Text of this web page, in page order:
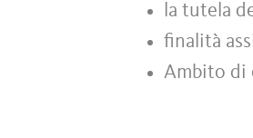
la tutela
finalità
Ambito di